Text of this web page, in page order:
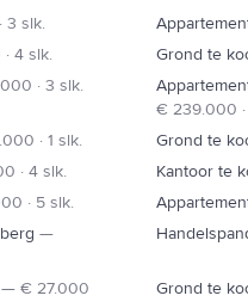
3 slk.
4 slk. Grond te
· 3 slk.
€ 239.000 ·
· 1 slk. Grond te
· 4 slk. Kantoor te
· 5 slk.
—
— € 27.000 Grond te